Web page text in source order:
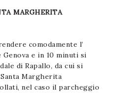
MARGHERITA
comodamente l’
e in 10 minuti si
di Rapallo, da cui si
Margherita
nel caso il parcheggio